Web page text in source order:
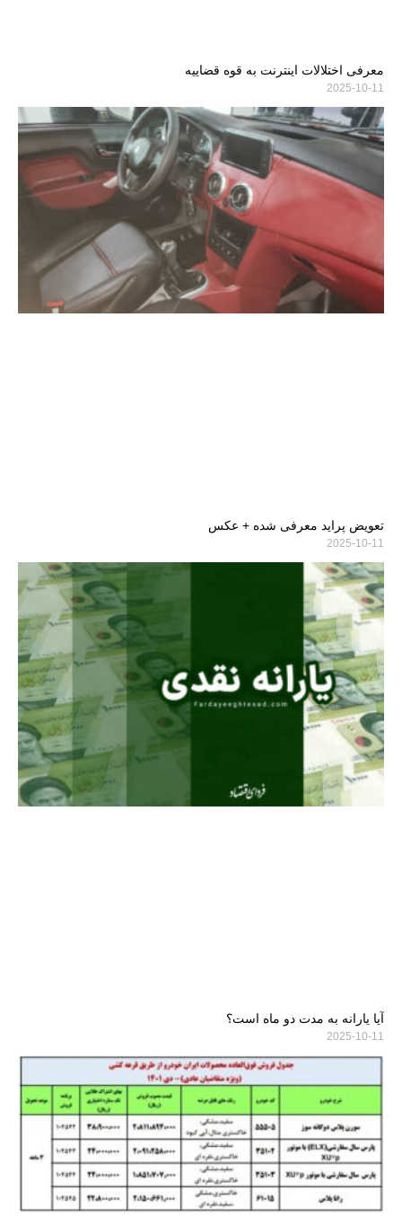
معرفی اختلالات اینترنت به قوه قضاییه
2025-10-11
تعویض پراید معرفی شده + عکس
2025-10-11
آیا یارانه به مدت دو ماه است؟
2025-10-11